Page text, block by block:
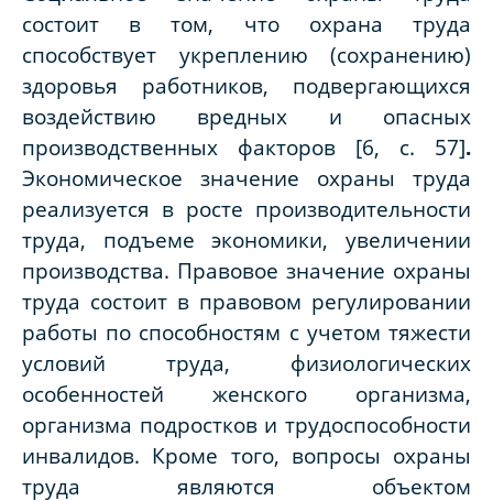
состоит в том, что охрана труда
способствует укреплению (сохранению)
здоровья работников, подвергающихся
воздействию вредных и опасных
производственных факторов [6, с. 57].
Экономическое значение охраны труда
реализуется в росте производительности
труда, подъеме экономики, увеличении
производства. Правовое значение охраны
труда состоит в правовом регулировании
работы по способностям с учетом тяжести
условий труда, физиологических
особенностей женского организма,
организма подростков и трудоспособности
инвалидов. Кроме того, вопросы охраны
труда являются объектом